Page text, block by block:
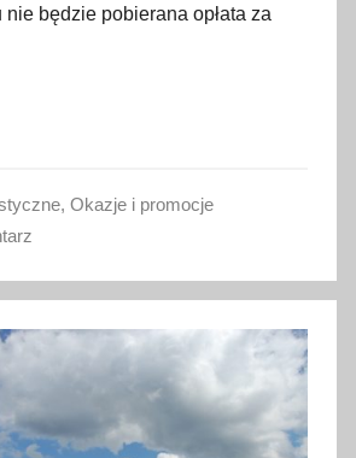
nie będzie pobierana opłata za
, Okazje i promocje